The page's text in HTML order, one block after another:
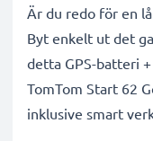
Är du redo för en
Byt enkelt ut det
detta GPS-batteri
TomTom Start 62
inklusive smart